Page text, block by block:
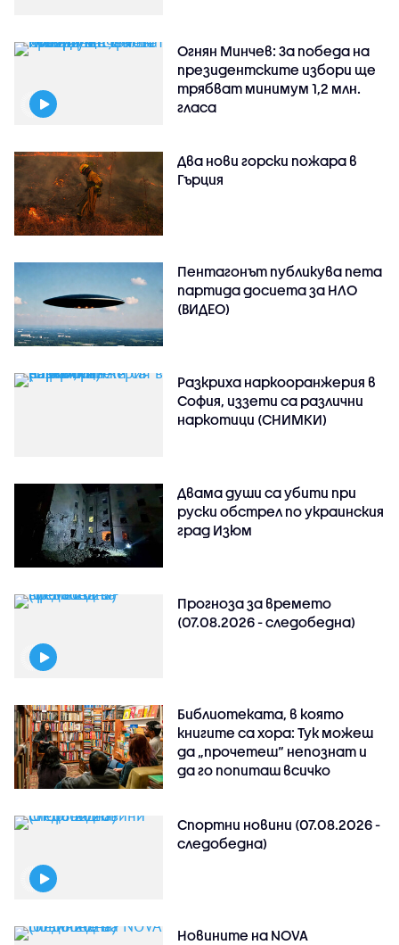
Огнян Минчев: За победа на
президентските избори ще
трябват минимум 1,2 млн.
гласа
Два нови горски пожара в
Гърция
Пентагонът публикува пета
партида досиета за НЛО
(ВИДЕО)
Разкриха наркооранжерия в
София, иззети са различни
наркотици (СНИМКИ)
Двама души са убити при
руски обстрeл по украинския
град Изюм
Прогноза за времето
(07.08.2026 - следобедна)
Библиотеката, в която
книгите са хора: Тук можеш
да „прочетеш“ непознат и
да го попиташ всичко
Спортни новини (07.08.2026 -
следобедна)
Новините на NOVA